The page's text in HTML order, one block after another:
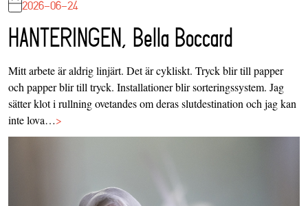
2026-06-24
HANTERINGEN, Bella Boccard
Mitt arbete är aldrig linjärt. Det är cykliskt. Tryck blir till papper
och papper blir till tryck. Installationer blir sorteringssystem. Jag
sätter klot i rullning ovetandes om deras slutdestination och jag kan
inte lova…>